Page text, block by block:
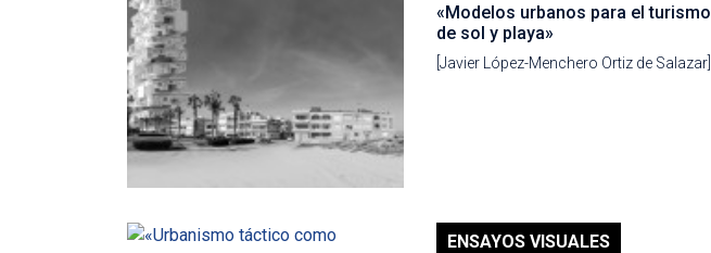
«Modelos urbanos para el turismo
de sol y playa»
[Javier López-Menchero Ortiz de Salazar]
ENSAYOS VISUALES